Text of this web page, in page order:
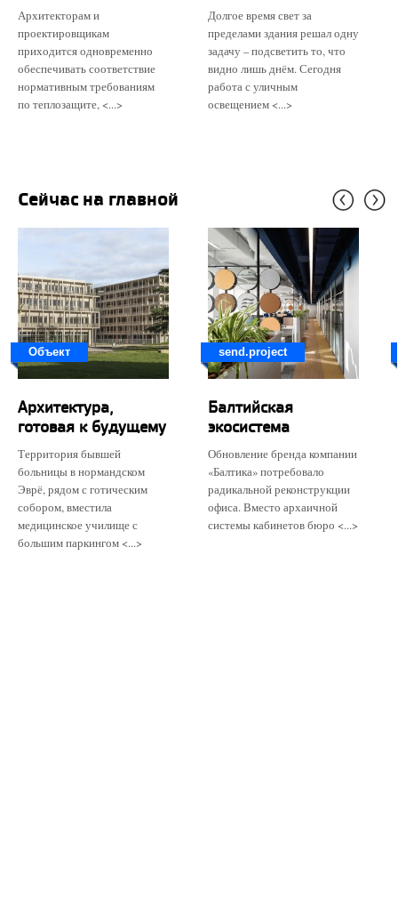
Архитекторам и
проектировщикам
приходится одновременно
обеспечивать соответствие
нормативным требованиям
по теплозащите, <...>
Долгое время свет за
пределами здания решал одну
задачу – подсветить то, что
видно лишь днём. Сегодня
работа с уличным
освещением <...>
Сейчас на главной
Объект
Архитектура,
готовая к будущему
Территория бывшей
больницы в нормандском
Эврё, рядом с готическим
собором, вместила
медицинское училище с
большим паркингом <...>
send.project
Балтийская
экосистема
Обновление бренда компании
«Балтика» потребовало
радикальной реконструкции
офиса. Вместо архаичной
системы кабинетов бюро <...>